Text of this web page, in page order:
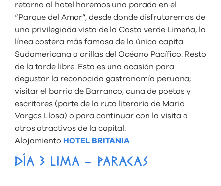
retorno al hotel haremos una parada en el
“Parque del Amor”, desde donde disfrutaremos de
una privilegiada vista de la Costa verde Limeña, la
línea costera más famosa de la única capital
Sudamericana a orillas del Océano Pacífico. Resto
de la tarde libre. Esta es una ocasión para
degustar la reconocida gastronomía peruana;
visitar el barrio de Barranco, cuna de poetas y
escritores (parte de la ruta literaria de Mario
Vargas Llosa) o para continuar con la visita a
otros atractivos de la capital.
Alojamiento HOTEL BRITANIA
DÍA 3 LIMA – PARACAS